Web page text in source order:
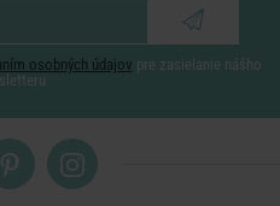
osobných údajov pre zasielanie nášho